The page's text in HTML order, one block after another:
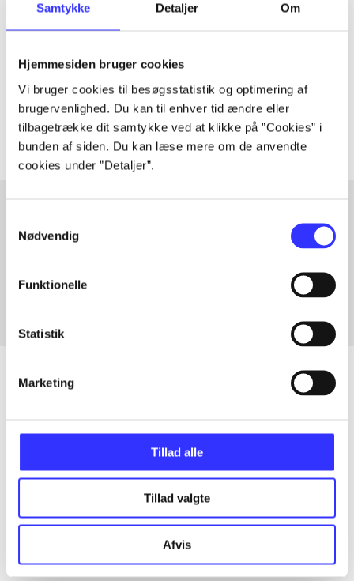
Samtykke Detaljer Om
Hjemmesiden bruger cookies
Vi bruger cookies til besøgsstatistik og optimering af
brugervenlighed. Du kan til enhver tid ændre eller
tilbagetrække dit samtykke ved at klikke på ”Cookies” i
bunden af siden. Du kan læse mere om de anvendte
cookies under ”Detaljer”.
Nødvendig
Funktionelle
Statistik
Marketing
Tillad alle
Tillad valgte
Afvis
Artiklen er en del af
lorem ipsum dolor sit amet ...
Artiklerne ihandler ofte om
Artikler med samme emner
Alle registrerede artikler fordelt på udgivelser